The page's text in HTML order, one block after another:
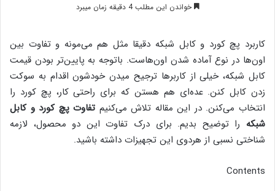
خواندن این مطلب 4 دقیقه زمان میبرد
کاربرد پچ کورد و کابل شبکه دقیقا مثل هم می‌مونه و تفاوت بین
اون‌ها در نوع آماده شدن‌ اون‌هاست. باتوجه به پایین‌تر بودن قیمت
کابل شبکه، خیلی از کاربرها ترجیح میدن خودشون اقدام به سوکت
زدن کابل کنن. عده‌ای هم هستن که برای راحتی کار، پچ کورد را
انتخاب می‌کنن. در این مقاله تلاش می‌کنیم تفاوت پچ کورد و کابل
شبکه را توضیح بدیم. برای درک تفاوت این دو محصول، لازمه
شناختی نسبی از هردوی این تجهیزات داشته باشید.
Contents